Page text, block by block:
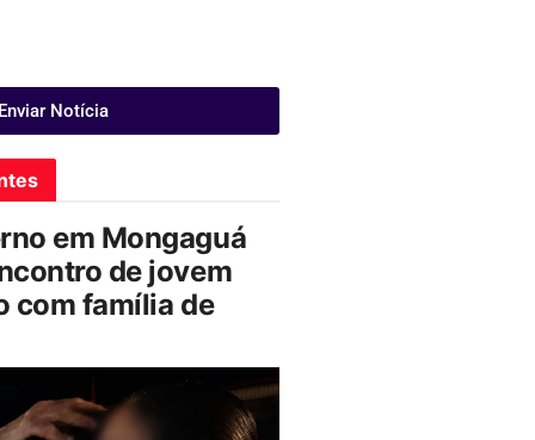
Notícia
em Mongaguá
de jovem
com família de